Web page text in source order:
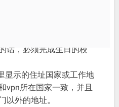
话，必须完成生日的校
显示的住址国家或工作地
vpn所在国家一致，并且
以外的地址。